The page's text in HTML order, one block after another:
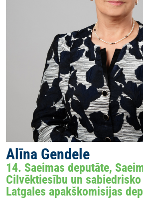
Alīna Gendele
14. Saeimas deputāte,
Cilvēktiesību un
Latgales apakškomisijas